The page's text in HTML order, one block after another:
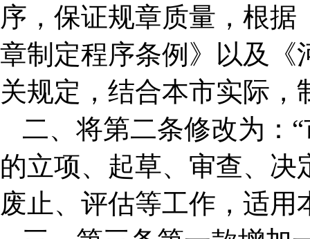
序，保证规章质量，根
章制定程序条例》以及《
关规定，结合本市实际，
二、将第二条修改为：
的立项、起草、审查、
废止、评估等工作，适用